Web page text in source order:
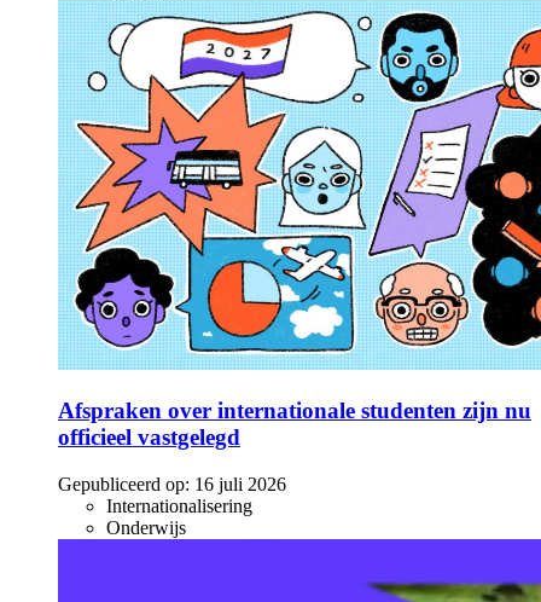
Afspraken over internationale studenten zijn nu
officieel vastgelegd
Gepubliceerd op: 16 juli 2026
Internationalisering
Onderwijs